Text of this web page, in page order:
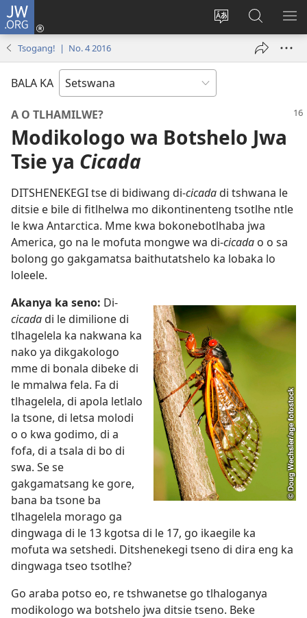
JW.ORG
Fetola
Tsena
e
Senka
JW.ORG/
Tsogang! | No. 4 2016
BALA KA
A O TLHAMILWE?
Modikologo wa Botshelo Jwa
Tsie ya Cicada
DITSHENEKEGI tse di bidiwang di-cicadadi tshwana le
ditsie e bile di fitlhelwa mo dikontinenteng tsotlhe ntle
le kwa Antarctica. Mme kwa bokonebotlhaba jwa
America, go na le mofuta mongwe wa di-cicada o o sa
bolong go gakgamatsa baithutatshelo ka lobaka lo
loleele.
Akanya ka seno: Di-
cicadadi le dimilione di
tlhagelela ka nakwana ka
nako ya dikgakologo
mme di bonala dibeke di
le mmalwa fela. Fa di
tlhagelela, di apola letlalo
la tsone, di letsa molodi
o o kwa godimo, di a
fofa, di a tsala di bo di
swa. Se se
gakgamatsang ke gore,
bana ba tsone ba
tlhagelela morago ga
dingwaga di le 13 kgotsa di le 17, go ikaegile ka
mofuta wa setshedi. Ditshenekegi tseno di dira eng ka
dingwaga tseo tsotlhe?
Go araba potso eo, re tshwanetse go tlhaloganya
modikologo wa botshelo jwa ditsie tseno. Beke